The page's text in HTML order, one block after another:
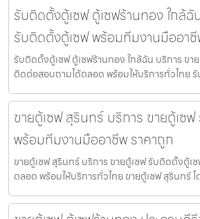
รับติดตั้งตู้เซฟ ตู้เซฟร้านทอง ใกล้ฉั
รับติดตั้งตู้เซฟ พร้อมทีมงานมืออา
รับติดตั้งตู้เซฟ ตู้เซฟร้านทอง ใกล้ฉัน บริการ ข
ติดต่อสอบถามได้ตลอด พร้อมให้บริการทั่วไทย
ขายตู้เซฟ สุรินทร์ บริการ ขายตู้เซ
พร้อมทีมงานมืออาชีพ ราคาถูก
ขายตู้เซฟ สุรินทร์ บริการ ขายตู้เซฟ รับติดตั้งตู้
ตลอด พร้อมให้บริการทั่วไทย ขายตู้เซฟ สุรินทร์ โ